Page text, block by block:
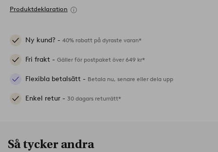
Produktdeklaration
Ny kund? - 40% rabatt på dyraste varan*
Fri frakt - Gäller för postpaket över 649 kr*
Flexibla betalsätt - Betala nu, senare eller dela upp
Enkel retur - 30 dagars returrätt*
Så tycker andra